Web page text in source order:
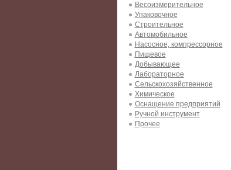
Весоизмерительное
Упаковочное
Строительное
Автомобильное
Насосное, компрессорное
Пищевое
Добывающее
Лабораторное
Сельскохозяйственное
Химическое
Оснащение предприятий
Ручной инструмент
Прочее